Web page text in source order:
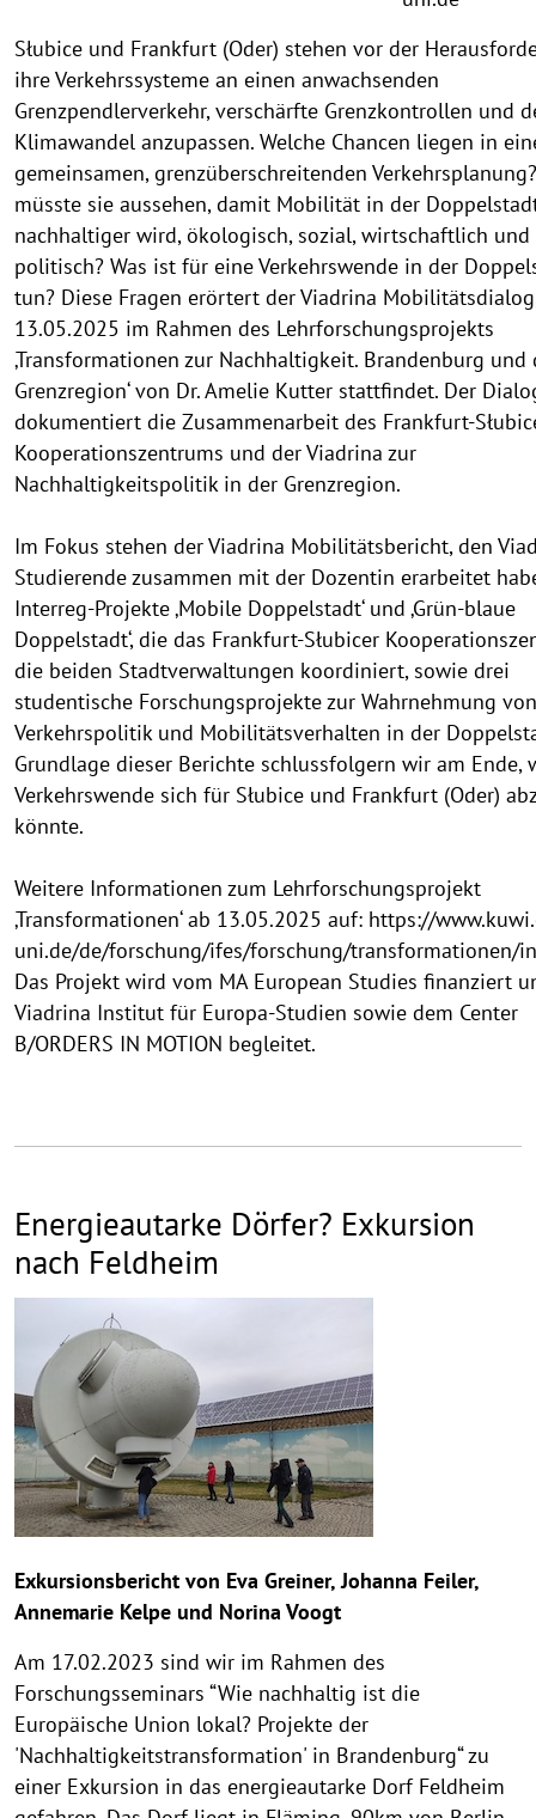
Słubice und Frankfurt (Oder) stehen vor der
ihre Verkehrssysteme an einen anwachsenden
Grenzpendlerverkehr, verschärfte Grenzkontrollen und
Klimawandel anzupassen. Welche Chancen liegen in
gemeinsamen, grenzüberschreitenden
müsste sie aussehen, damit Mobilität in der
nachhaltiger wird, ökologisch, sozial, wirtschaftlich und
politisch? Was ist für eine Verkehrswende in der
tun? Diese Fragen erörtert der Viadrina
13.05.2025 im Rahmen des Lehrforschungsprojekts
‚Transformationen zur Nachhaltigkeit. Brandenburg und
Grenzregion‘ von Dr. Amelie Kutter stattfindet. Der
dokumentiert die Zusammenarbeit des Frankfurt-
Kooperationszentrums und der Viadrina zur
Nachhaltigkeitspolitik in der Grenzregion.
Im Fokus stehen der Viadrina Mobilitätsbericht, den
Studierende zusammen mit der Dozentin erarbeitet
Interreg-Projekte ‚Mobile Doppelstadt‘ und ‚Grün-blaue
Doppelstadt‘, die das Frankfurt-Słubicer
die beiden Stadtverwaltungen koordiniert, sowie drei
studentische Forschungsprojekte zur Wahrnehmung von
Verkehrspolitik und Mobilitätsverhalten in der
Grundlage dieser Berichte schlussfolgern wir am Ende,
Verkehrswende sich für Słubice und Frankfurt (Oder)
könnte.
Weitere Informationen zum Lehrforschungsprojekt
‚Transformationen‘ ab 13.05.2025 auf: https://
uni.de/de/forschung/ifes/forschung/transformationen/
Das Projekt wird vom MA European Studies finanziert
Viadrina Institut für Europa-Studien sowie dem Center
B/ORDERS IN MOTION begleitet.
Energieautarke Dörfer? Exkursion
nach Feldheim
Exkursionsbericht von Eva Greiner, Johanna Feiler,
Annemarie Kelpe und Norina Voogt
Am 17.02.2023 sind wir im Rahmen des
Forschungsseminars “Wie nachhaltig ist die
Europäische Union lokal? Projekte der
'Nachhaltigkeitstransformation' in Brandenburg“ zu
einer Exkursion in das energieautarke Dorf Feldheim